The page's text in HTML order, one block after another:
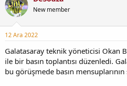
u
y
b
a
ş
a
t
a
ç
a
r
New member
12 Ara 2022
Galatasaray teknik yöneticisi Okan
ile bir basın toplantısı düzenledi.
bu görüşmede basın mensuplarının